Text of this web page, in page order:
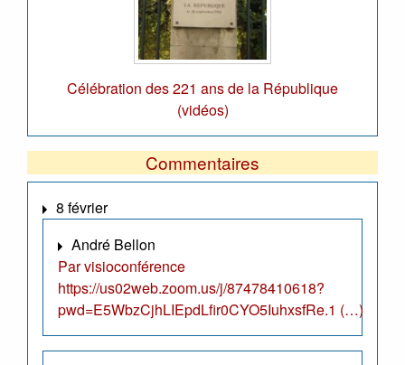
Célébration des 221 ans de la République
(vidéos)
Commentaires
8 février
André Bellon
Par visioconférence
https://us02web.zoom.us/j/87478410618?
pwd=E5WbzCjhLIEpdLfir0CYO5IuhxsfRe.1 (…)